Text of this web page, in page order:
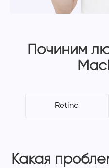
Починим
Retina
Какая